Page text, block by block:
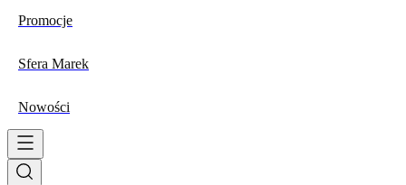
Promocje
Sfera Marek
Nowości